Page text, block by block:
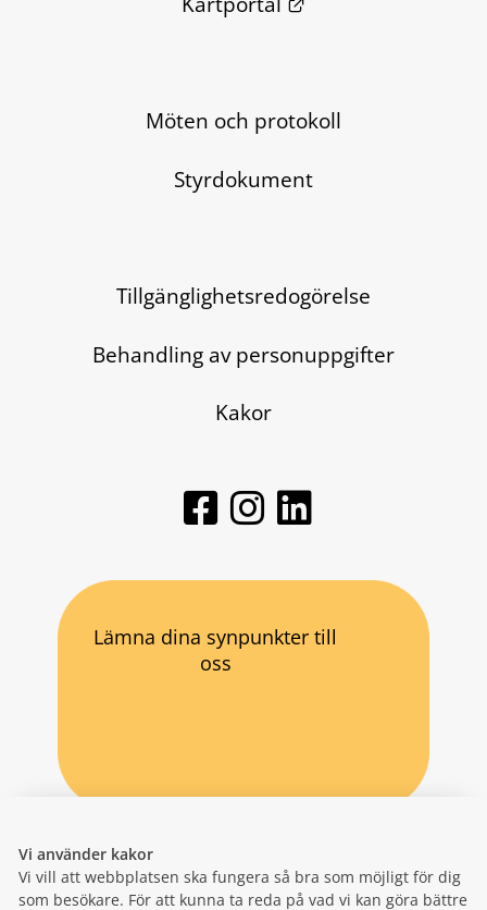
Vi använder kakor
Vi vill att webbplatsen ska fungera så bra som möjligt för dig
som besökare. För att kunna ta reda på vad vi kan göra bättre
Möten och protokoll
Styrdokument
Tillgänglighetsredogörelse
Behandling av personuppgifter
Kakor
Lämna dina synpunkter till
oss